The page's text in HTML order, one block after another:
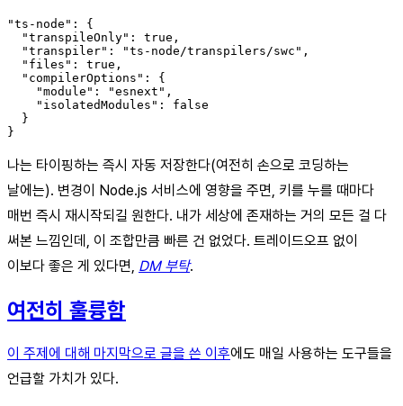
"ts-node": {
  "transpileOnly": true,
  "transpiler": "ts-node/transpilers/swc",
  "files": true,
  "compilerOptions": {
    "module": "esnext",
    "isolatedModules": false
  }
나는 타이핑하는 즉시 자동 저장한다(여전히 손으로 코딩하는
날에는). 변경이 Node.js 서비스에 영향을 주면, 키를 누를 때마다
매번 즉시 재시작되길 원한다. 내가 세상에 존재하는 거의 모든 걸 다
써본 느낌인데, 이 조합만큼 빠른 건 없었다. 트레이드오프 없이
이보다 좋은 게 있다면, DM 부탁.
여전히 훌륭함
이 주제에 대해 마지막으로 글을 쓴 이후에도 매일 사용하는 도구들을
언급할 가치가 있다.